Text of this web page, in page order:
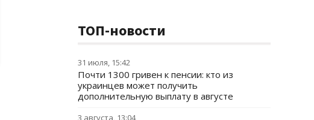
ТОП-новости
31 июля, 15:42
Почти 1300 гривен к пенсии: кто из
украинцев может получить
дополнительную выплату в августе
3 августа, 13:04